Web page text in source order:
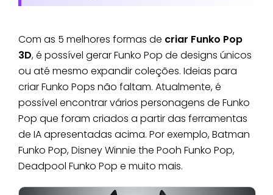
Com as 5 melhores formas de criar Funko Pop
3D, é possível gerar Funko Pop de designs únicos
ou até mesmo expandir coleções. Ideias para
criar Funko Pops não faltam. Atualmente, é
possível encontrar vários personagens de Funko
Pop que foram criados a partir das ferramentas
de IA apresentadas acima. Por exemplo, Batman
Funko Pop, Disney Winnie the Pooh Funko Pop,
Deadpool Funko Pop e muito mais.